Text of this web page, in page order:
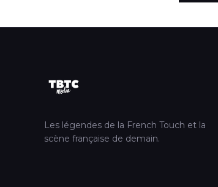
Les légendes de la French Touch et la
scène française de demain.